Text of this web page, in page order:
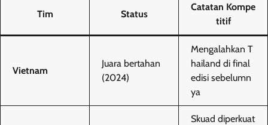
Tim Status
Catatan Kompe
titif
Vietnam
Juara bertahan
(2024)
Mengalahkan T
hailand di final
edisi sebelumn
ya
Skuad diperkuat